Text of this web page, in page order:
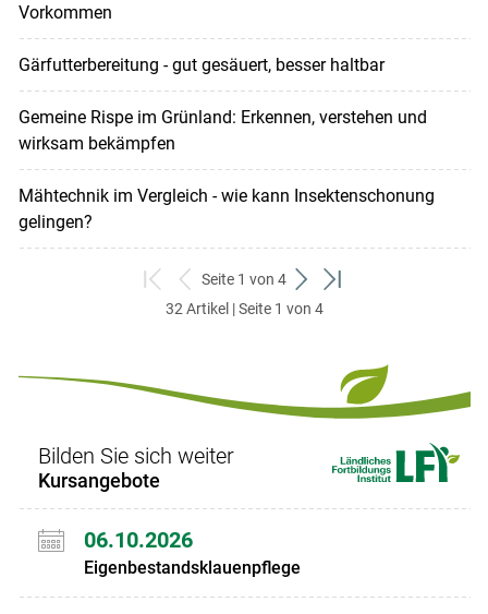
Vorkommen
Gärfutterbereitung - gut gesäuert, besser haltbar
Gemeine Rispe im Grünland: Erkennen, verstehen und
wirksam bekämpfen
Mähtechnik im Vergleich - wie kann Insektenschonung
gelingen?
zum
ersten
zurück
zum
Seite 1 von 4
weiter
zum
zum
32 Artikel | Seite 1 von 4
Bilden Sie sich weiter
Kursangebote
06.10.2026
Eigenbestandsklauenpflege